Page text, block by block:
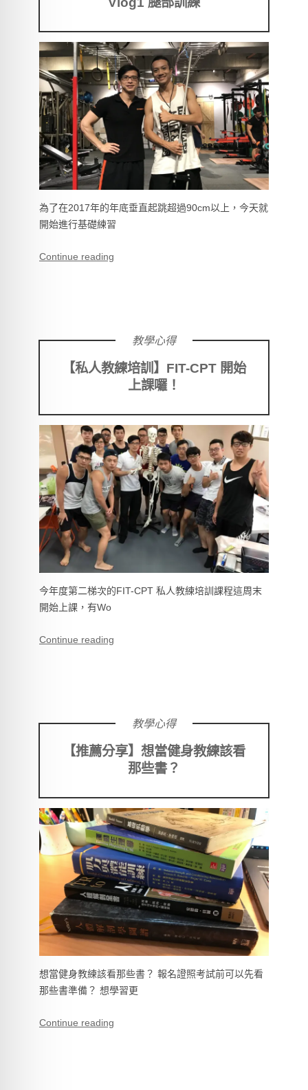
為了在2017年的年底垂直起跳超過90cm以上，今天就
開始進行基礎練習
Continue reading
【私人教練培訓】FIT-CPT 開始
上課囉！
教學心得
今年度第二梯次的FIT-CPT 私人教練培訓課程這周末
開始上課，有Wo
Continue reading
【推薦分享】想當健身教練該看
那些書？
教學心得
想當健身教練該看那些書？ 報名證照考試前可以先看
那些書準備？ 想學習更
Continue reading